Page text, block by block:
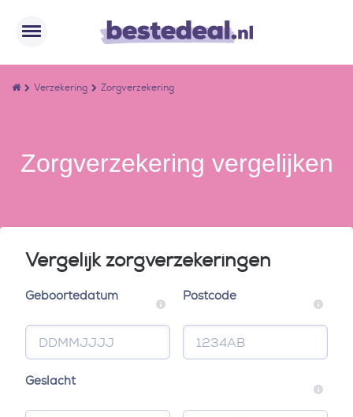
Verzekering Zorgverzekering
Zorgverzekering vergelijken
Vergelijk zorgverzekeringen
Geboortedatum Postcode
Geslacht